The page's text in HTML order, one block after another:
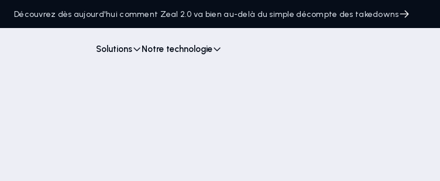
Découvrez dès aujourd'hui comment Zeal 2.0 va bien au-delà du simple décompte des takedowns
Solutions Notre technologie